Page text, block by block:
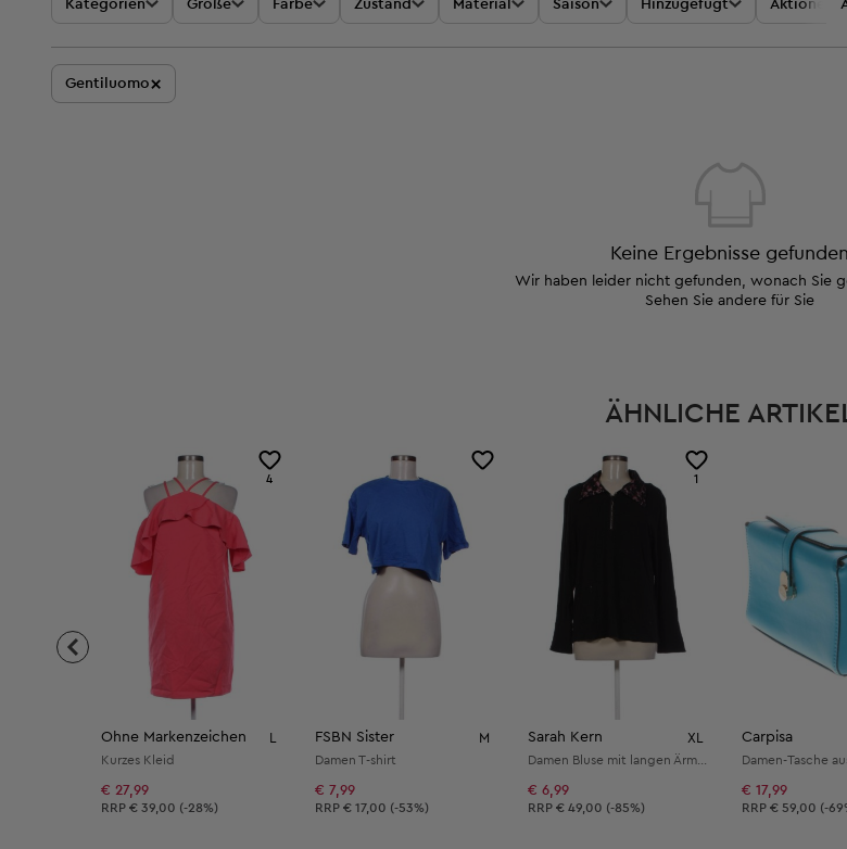
Kategorien Größe Farbe Zustand Material Saison Hinzugefügt Aktionen
Gentiluomo×
Keine Ergebnisse gefunden
Wir haben leider nicht gefunden, wonach Sie
Sehen Sie andere für Sie
ÄHNLICHE
4
Ohne Markenzeichen L
Kurzes Kleid
€ 27,99
Unverbindliche Preisempfehlung:
RRP € 39,00 (-28%)
FSBN Sister M
Damen T-shirt
€ 7,99
Unverbindliche Preisempfehlung:
RRP € 17,00 (-53%)
1
Sarah Kern XL
€ 6,99
Unverbindliche Preisempfehlung:
RRP € 49,00 (-85%)
Carpisa
Damen-Tasche
€ 17,99
Unverbindliche
RRP € 59,00 (-